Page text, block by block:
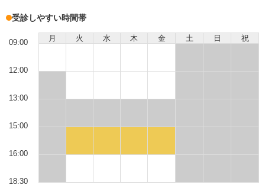
受診しやすい時間帯
月 火 水 木 金 土 日 祝
09:00
12:00
13:00
15:00
16:00
18:30